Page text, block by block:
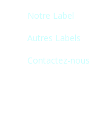
Notre Label
Autres Labels
Contactez-nous